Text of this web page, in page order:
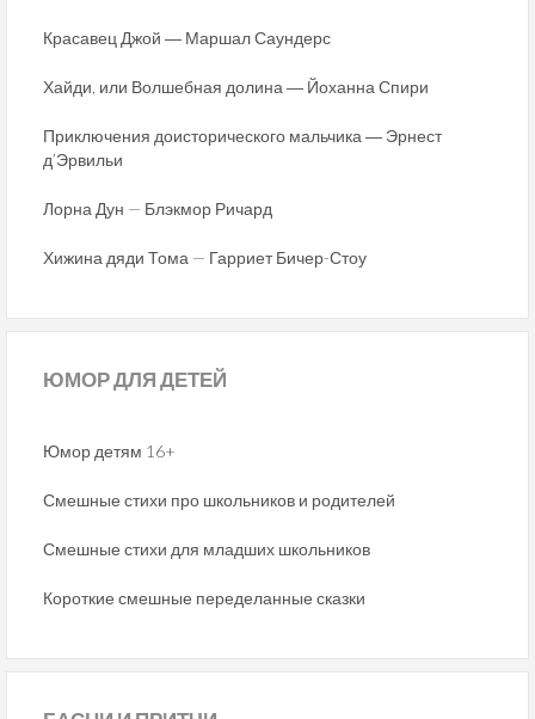
Красавец Джой ― Маршал Саундерс
Хайди, или Волшебная долина ― Йоханна Спири
Приключения доисторического мальчика ― Эрнест
д’Эрвильи
Лорна Дун — Блэкмор Ричард
Хижина дяди Тома — Гарриет Бичер-Стоу
ЮМОРДЛЯ ДЕТЕЙ
Юмор детям 16+
Смешные стихи про школьников и родителей
Смешные стихи для младших школьников
Короткие смешные переделанные сказки